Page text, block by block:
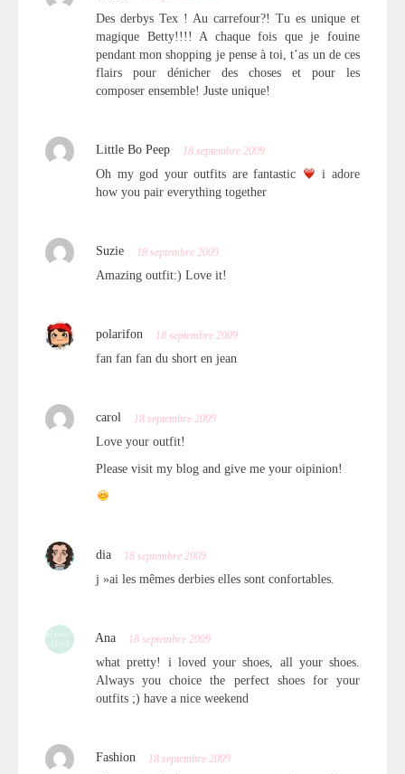
Des derbys Tex ! Au carrefour?! Tu es unique et
magique Betty!!!! A chaque fois que je fouine
pendant mon shopping je pense à toi, t’as un de ces
flairs pour dénicher des choses et pour les
composer ensemble! Juste unique!
Little Bo Peep 18 septembre 2009
Oh my god your outfits are fantastic
i adore
how you pair everything together
Suzie 18 septembre 2009
Amazing outfit:) Love it!
polarifon 18 septembre 2009
fan fan fan du short en jean
carol 18 septembre 2009
Love your outfit!
Please visit my blog and give me your oipinion!
dia 18 septembre 2009
j »ai les mêmes derbies elles sont confortables.
Ana 18 septembre 2009
what pretty! i loved your shoes, all your shoes.
Always you choice the perfect shoes for your
outfits ;) have a nice weekend
Fashion 18 septembre 2009